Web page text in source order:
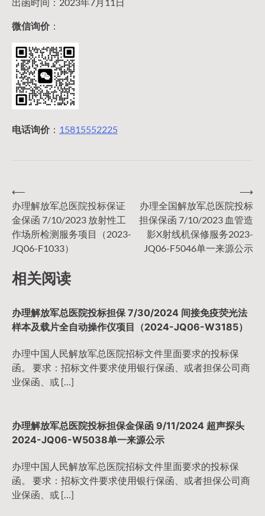
微信询价：
电话询价： 15815552225
文
章
导
⟵
办理解放军总医院投标保证
金保函 7/10/2023 放射性工
作场所检测服务项目（2023-
JQ06-F1033）
办理全国解放军总医院投标
担保保函 7/10/2023 血管造
影X射线机保修服务2023-
JQ06-F5046单一来源公示
⟶
相关阅读
办理解放军总医院投标担保 7/30/2024 间接免疫荧光法
样本及载片全自动操作仪项目（2024-JQ06-W3185）
办理中国人民解放军总医院招标文件里面要求的投标保
函。 要求：招标文件要求使用银行保函、或者担保公司商
业保函、或 […]
办理解放军总医院投标担保金保函 9/11/2024 超声探头
2024-JQ06-W5038单一来源公示
办理中国人民解放军总医院招标文件里面要求的投标保
函。 要求：招标文件要求使用银行保函、或者担保公司商
业保函、或 […]